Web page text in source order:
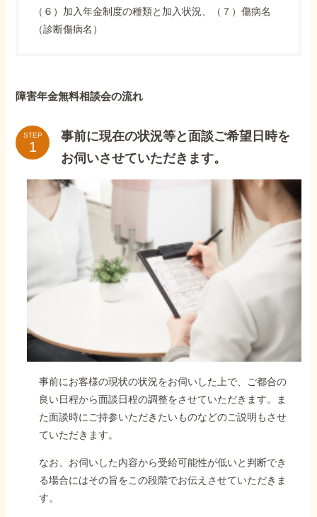
（６）加入年金制度の種類と加入状況、（７）傷病名
（診断傷病名）
障害年金無料相談会の流れ
STEP
事前に現在の状況等と面談ご希望日時を
お伺いさせていただきます。
事前にお客様の現状の状況をお伺いした上で、ご都合の
良い日程から面談日程の調整をさせていただきます。ま
た面談時にご持参いただきたいものなどのご説明もさせ
ていただきます。
なお、お伺いした内容から受給可能性が低いと判断でき
る場合にはその旨をこの段階でお伝えさせていただきま
す。